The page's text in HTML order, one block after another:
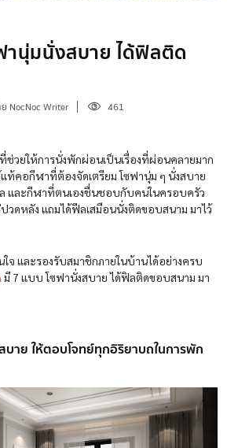
านุ่มนั่งสบาย ได้ฟิลติด
ย NocNoc Writer 461
ช่วยให้การนั่งพักผ่อนเป็นเรื่องที่ผ่อนคลายมาก
ท้คอกีฬาที่ต้องจัดเตรียม โซฟานุ่ม ๆ นั่งสบาย
และกีฬาที่ตนเองชื่นชอบกับคนในครอบครัว
วดหลัง แถมได้ฟีลเสมือนนั่งติดขอบสนาม มาไว้
จ และรองรับสมาชิกภายในบ้านได้อย่างครบ
มี 7 แบบ โซฟานั่งสบาย ได้ฟิลติดขอบสนาม มา
บาย ให้ตอบโจทย์ทุกอิริยาบถในการพัก